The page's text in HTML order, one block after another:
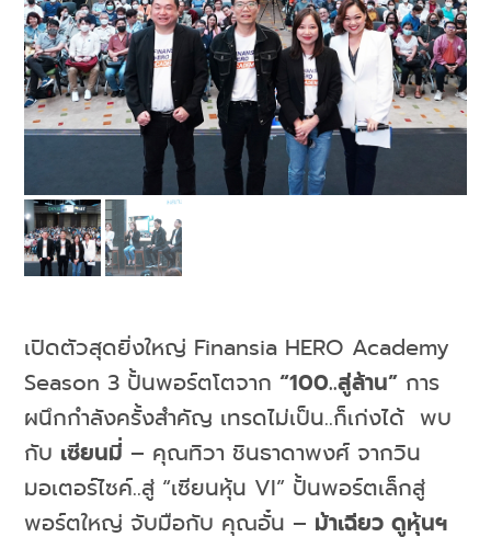
เปิดตัวสุดยิ่งใหญ่ Finansia HERO Academy
Season 3 ปั้นพอร์ตโตจาก“100..สู่ล้าน” การ
ผนึกกำลังครั้งสำคัญ เทรดไม่เป็น..ก็เก่งได้ พบ
กับ เซียนมี่ – คุณทิวา ชินธาดาพงศ์ จากวิน
มอเตอร์ไซค์..สู่ “เซียนหุ้น VI” ปั้นพอร์ตเล็กสู่
พอร์ตใหญ่ จับมือกับ คุณอั๋น – ม้าเฉียว ดูหุ้นฯ